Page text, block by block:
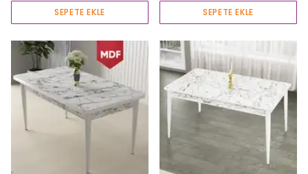
SEPETE EKLE SEPETE EKLE